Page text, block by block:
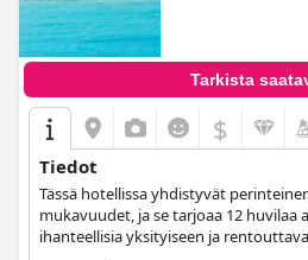
Tarkista
$
Tiedot
Tässä hotellissa yhdistyvät
mukavuudet, ja se tarjoaa 12 huvilaa
ihanteellisia yksityiseen ja